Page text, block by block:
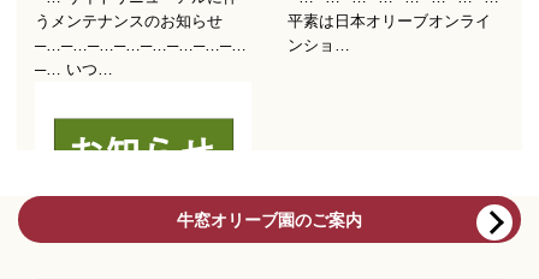
牛窓オリーブ園のご案内